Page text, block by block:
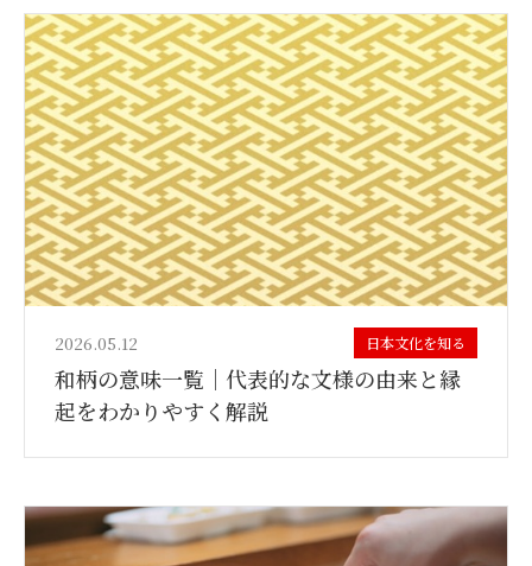
2026.05.12 日本文化を知る
和柄の意味一覧｜代表的な文様の由来と縁
起をわかりやすく解説